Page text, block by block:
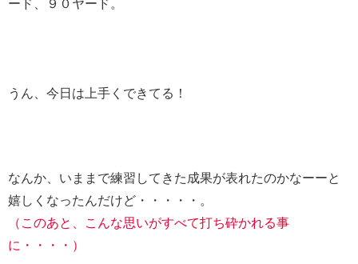
ード、９０ヤード。
うん、今日は上手くできてる！
なんか、いままで練習してきた成果が表れたのかなーーと
嬉しくなったんだけど・・・・・。
（このあと、こんな思いがすべて打ち砕かれる事
に・・・・）